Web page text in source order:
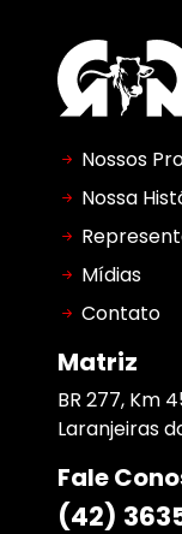
Nossos
Nossa
Mídias
Contato
Matriz
BR 277, Km
Laranjeiras
Fale
(42)